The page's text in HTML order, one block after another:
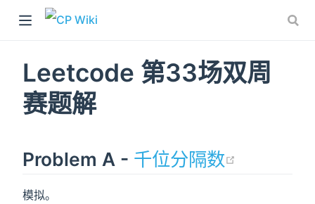
Leetcode 第33场双周
赛题解
Problem A - 千位分隔数
模拟。